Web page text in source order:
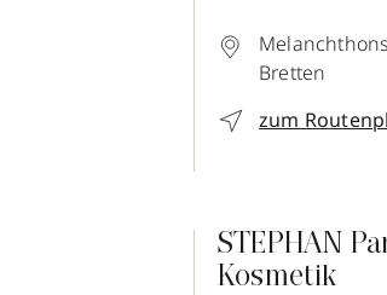
Bretten
zum
STEPHAN
Kosmetik